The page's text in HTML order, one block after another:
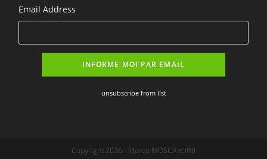
Email Address
unsubscribe from list
Copyright 2026 - Marco MOSCARDINI